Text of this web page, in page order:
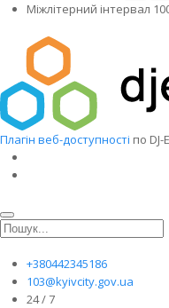
Міжлітерний інтервал
Плагін веб-доступності по
+380442345186
103@kyivcity.gov.ua
24 / 7